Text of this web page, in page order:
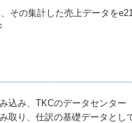
の集計した売上データを
み、TKCのデータセンター
り、仕訳の基礎データとし